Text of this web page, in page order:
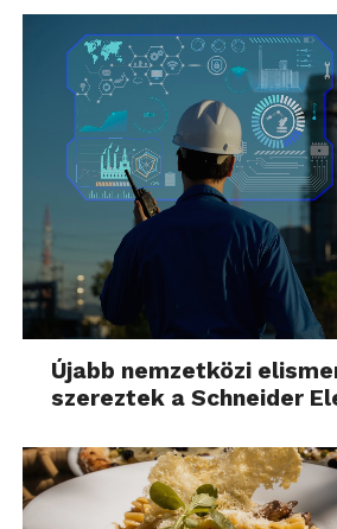
Újabb nemzetközi
szereztek a Schneider